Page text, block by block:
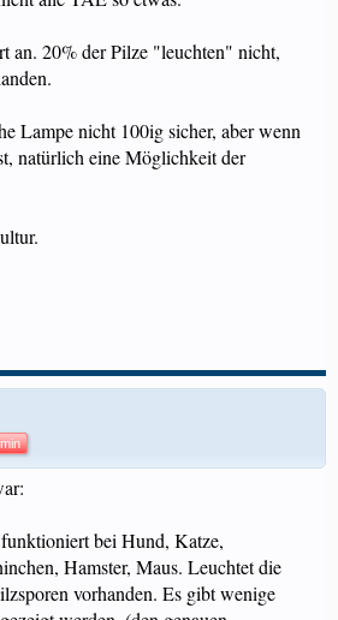
an. 20% der Pilze "leuchten" nicht,
Lampe nicht 100ig sicher, aber wenn
natürlich eine Möglichkeit der
bei Hund, Katze,
Hamster, Maus. Leuchtet die
vorhanden. Es gibt wenige